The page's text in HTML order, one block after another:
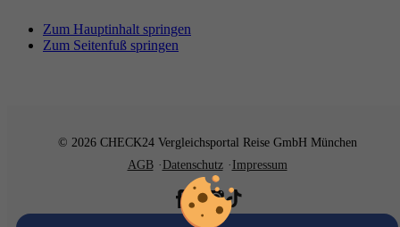
Zum Hauptinhalt springen
Zum Seitenfuß springen
© 2026 CHECK24 Vergleichsportal Reise GmbH München
AGB
Datenschutz Impressum